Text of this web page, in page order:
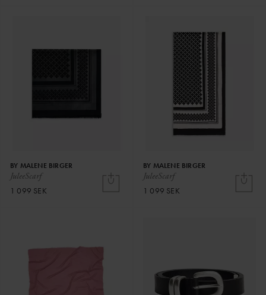
JuleeScarf
BY MALENE BIRGER
1 099 SEK
JuleeScarf
BY MALENE BIRGER
1 099 SEK